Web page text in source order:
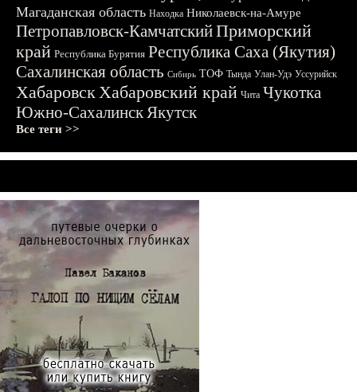
Магаданская область Находка Николаевск-на-Амуре
Петропавловск-КамчатскийПриморский
край Республика Бурятия Республика Саха (Якутия)
Сахалинская область Сибирь ТОФ Тында Улан-Удэ Уссурийск
ХабаровскХабаровский край Чита Чукотка
Южно-СахалинскЯкутск
Все теги >>